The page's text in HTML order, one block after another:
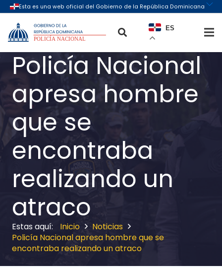
ES
Policía Nacional
apresa hombre
que se
encontraba
realizando un
atraco
Inicio
Noticias
Policía Nacional apresa hombre que se
encontraba realizando un atraco